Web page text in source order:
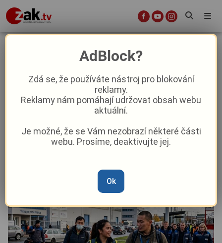
Němci na Plzeňsku hromadně
vyklízejí pole! Nahrazuje je exotická
pracovní síla, kterou sem láká
vláda
Marie Osvaldová– 8. 6.|09:55
AdBlock?
Zdá se, že používáte nástroj pro blokování
reklamy.
Reklamy nám pomáhají udržovat obsah webu
aktuální.
Je možné, že se Vám nezobrazí některé části
webu. Prosíme, deaktivujte jej.
Ok